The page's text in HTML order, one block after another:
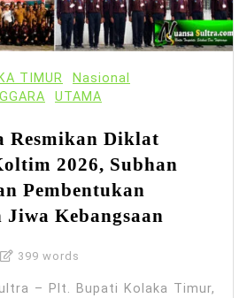
TIMUR
Nasional
UTAMA
Resmikan Diklat
2026, Subhan
Pembentukan
Kebangsaan
399 words
– Plt. Bupati Kolaka Timur,